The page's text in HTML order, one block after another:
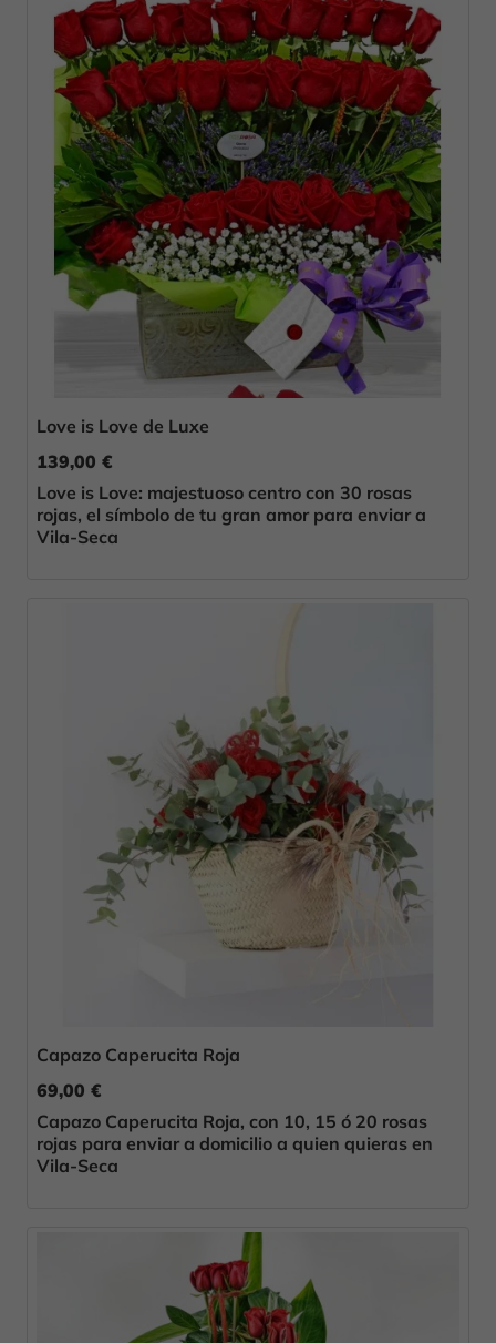
Love is Love de Luxe
139,00 €
Love is Love: majestuoso centro con 30 rosas
rojas, el símbolo de tu gran amor para enviar a
Vila-Seca
Capazo Caperucita Roja
69,00 €
Capazo Caperucita Roja, con 10, 15 ó 20 rosas
rojas para enviar a domicilio a quien quieras en
Vila-Seca